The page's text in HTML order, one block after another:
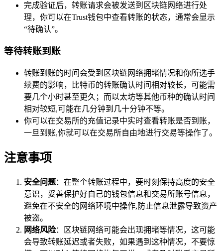
完成验证后，转账请求会被发送到区块链网络进行处
理，你可以在Trust钱包中查看转账的状态，通常会显示
“待确认”。
等待转账到账
转账到账的时间会受到区块链网络拥堵情况和你所选手
续费的影响，比特币的转账确认时间相对较长，可能需
要几个小时甚至更久；而以太坊等其他币种的确认时间
相对较短,可能在几分钟到几十分钟不等。
你可以在交易所的充值记录中实时查看转账是否到账，
一旦到账,你就可以在交易所自由地进行交易等操作了。
注意事项
安全问题：在整个转账过程中，要时刻保持高度的安全
意识，妥善保护好自己的钱包信息和交易所账号信息，
避免在不安全的网络环境中操作,防止信息泄露导致资产
被盗。
网络风险：区块链网络可能会出现拥堵等情况，这可能
会导致转账延迟或者失败，如果遇到这种情况，不要惊